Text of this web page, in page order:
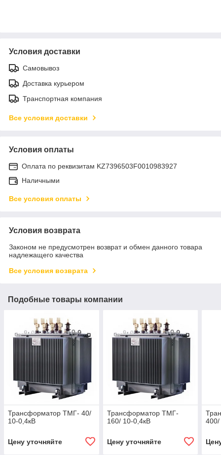
Условия доставки
Самовывоз
Доставка курьером
Транспортная компания
Все условия доставки
Условия оплаты
Оплата по реквизитам KZ7396503F0010983927
Наличными
Все условия оплаты
Условия возврата
Законом не предусмотрен возврат и обмен данного товара
надлежащего качества
Все условия возврата
Подобные товары компании
Трансформатор ТМГ- 40/
10-0,4кВ
Цену уточняйте
Трансформатор ТМГ-
160/ 10-0,4кВ
Цену уточняйте
400/